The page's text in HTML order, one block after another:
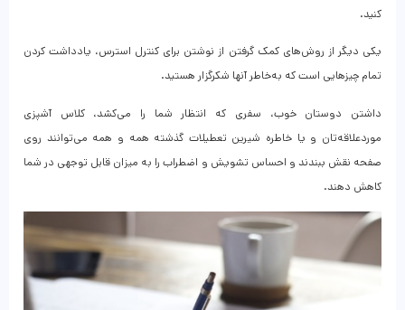
کنید.
یکی دیگر از روش‌های کمک گرفتن از نوشتن برای کنترل استرس، یادداشت کردن
تمام چیزهایی است که به‌خاطر آنها شکرگزار هستید.
داشتن دوستان خوب، سفری که انتظار شما را می‌کشد، کلاس آشپزی
موردعلاقه‌تان و یا خاطره شیرین تعطیلات گذشته همه و همه می‌توانند روی
صفحه نقش ببندند و احساس تشویش و اضطراب را به میزان قابل توجهی در شما
کاهش دهند.